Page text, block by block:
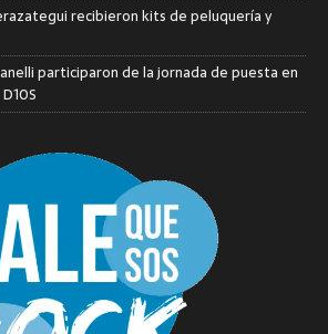
recibieron kits de peluquería y
participaron de la jornada de puesta en